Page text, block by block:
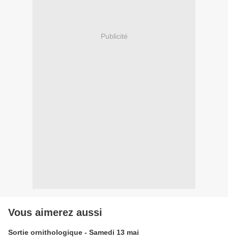
Publicité
Vous aimerez aussi
Sortie ornithologique - Samedi 13 mai